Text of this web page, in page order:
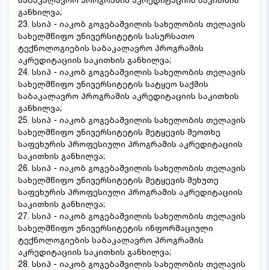
განხილვა;
23. სსიპ - იაკობ გოგებაშვილის სახელობის თელავის
სახელმწიფო უნივერსიტეტის სასურსათო
ტექნოლოგიების საბაკალავრო პროგრამის
აკრედიტაციის საკითხის განხილვა;
24. სსიპ - იაკობ გოგებაშვილის სახელობის თელავის
სახელმწიფო უნივერსიტეტის სატყეო საქმის
საბაკალავრო პროგრამის აკრედიტაციის საკითხის
განხილვა;
25. სსიპ - იაკობ გოგებაშვილის სახელობის თელავის
სახელმწიფო უნივერსიტეტის მეტყევის მეოთხე
საფეხურის პროფესიული პროგრამის აკრედიტაციის
საკითხის განხილვა;
26. სსიპ - იაკობ გოგებაშვილის სახელობის თელავის
სახელმწიფო უნივერსიტეტის მეტყევის მეხუთე
საფეხურის პროფესიული პროგრამის აკრედიტაციის
საკითხის განხილვა;
27. სსიპ - იაკობ გოგებაშვილის სახელობის თელავის
სახელმწიფო უნივერსიტეტის ინფორმაციული
ტექნოლოგიების საბაკალავრო პროგრამის
აკრედიტაციის საკითხის განხილვა;
28. სსიპ - იაკობ გოგებაშვილის სახელობის თელავის